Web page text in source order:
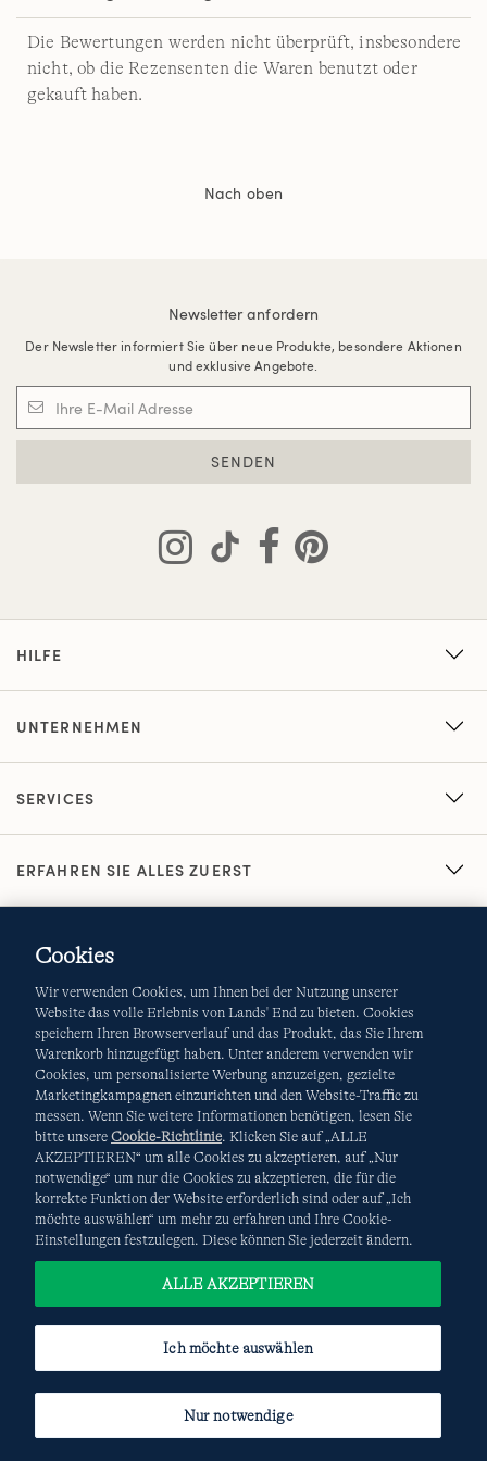
Die Bewertungen werden nicht überprüft, insbesondere
nicht, ob die Rezensenten die Waren benutzt oder
gekauft haben.
Nach oben
Newsletter anfordern
Der Newsletter informiert Sie über neue Produkte, besondere Aktionen
und exklusive Angebote.
SENDEN
HILFE
UNTERNEHMEN
SERVICES
ERFAHREN SIE ALLES ZUERST
AGB Datenschutz & Sicherheit
Cookies-Ich möchte auswählen Site Map
Internationale Websites
Diese Website ist durch reCAPTCHA geschützt. Es gelten die
DatenschutzerklärungundNutzungsbedingungen
Google.
Cookies
Wir verwenden Cookies, um Ihnen bei der Nutzung unserer
Website das volle Erlebnis von Lands' End zu bieten. Cookies
speichern Ihren Browserverlauf und das Produkt, das Sie Ihrem
Warenkorb hinzugefügt haben. Unter anderem verwenden wir
Cookies, um personalisierte Werbung anzuzeigen, gezielte
Marketingkampagnen einzurichten und den Website-Traffic zu
messen. Wenn Sie weitere Informationen benötigen, lesen Sie
bitte unsere Cookie-Richtlinie. Klicken Sie auf „ALLE
AKZEPTIEREN“ um alle Cookies zu akzeptieren, auf „Nur
notwendige“ um nur die Cookies zu akzeptieren, die für die
korrekte Funktion der Website erforderlich sind oder auf „Ich
möchte auswählen“ um mehr zu erfahren und Ihre Cookie-
Einstellungen festzulegen. Diese können Sie jederzeit ändern.
Ich möchte auswählen
Nur notwendige
ALLE AKZEPTIEREN